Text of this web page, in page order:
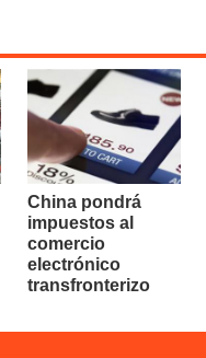
China pondrá
impuestos al
comercio
electrónico
transfronterizo